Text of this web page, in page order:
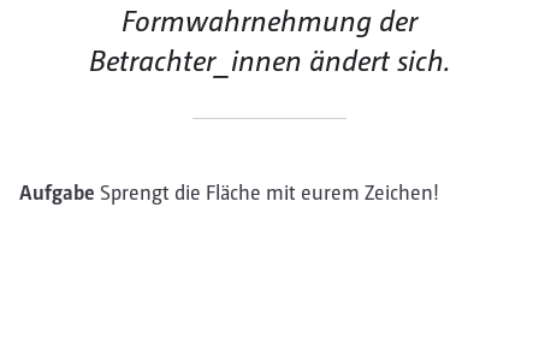
Formwahrnehmung der
Betrachter_innen ändert sich.
Aufgabe Sprengt die Fläche mit eurem Zeichen!